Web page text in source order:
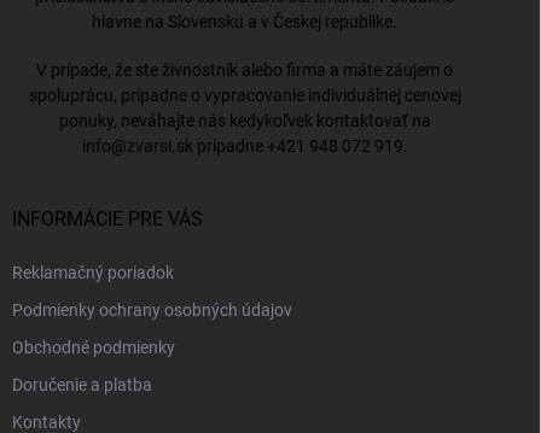
hlavne na Slovensku a v Českej republike.
V prípade, že ste živnostník alebo firma a máte záujem o
spoluprácu, prípadne o vypracovanie individuálnej cenovej
ponuky, neváhajte nás kedykoľvek kontaktovať na
info@zvarsi.sk prípadne +421 948 072 919
INFORMÁCIE PRE VÁS
Reklamačný poriadok
Podmienky ochrany osobných údajov
Obchodné podmienky
Doručenie a platba
Kontakty